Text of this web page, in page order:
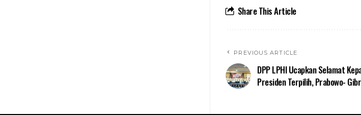
Share This Article
PREVIOUS ARTICLE
DPP LPHI Ucapkan Selamat
Presiden Terpilih, Prabowo-